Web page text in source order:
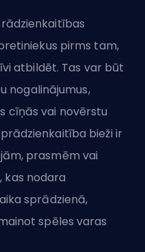
pirms tam,
atbildēt. Tas var būt
nogalinājumus,
cīņās vai novērstu
bieži ir
prasmēm vai
kas nodara
sprādzienā,
spēles varas